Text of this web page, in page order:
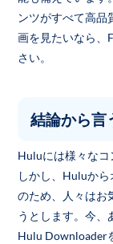
ンツがすべて高
画を見たいなら、
さい。
結論から言
Huluには様々なコ
しかし、Huluか
のため、人々はお
うとします。今、
Hulu Downloader